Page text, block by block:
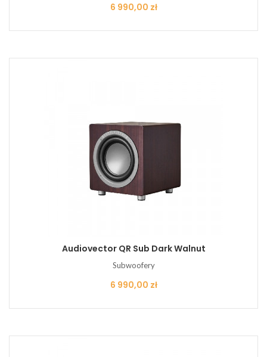
Cena
6 990,00 zł
Audiovector QR Sub Dark Walnut
Subwoofery
Cena
6 990,00 zł